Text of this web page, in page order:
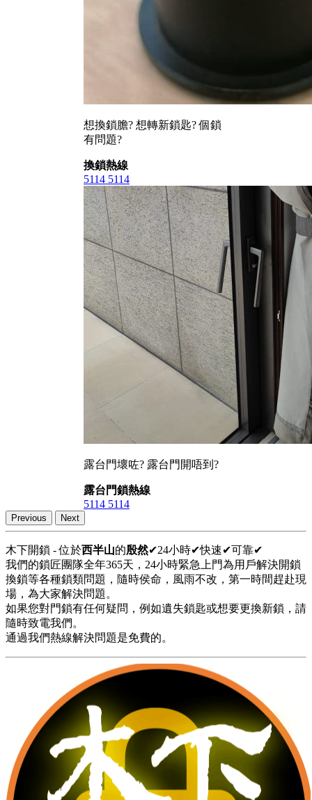
想換鎖膽? 想轉新鎖匙? 個鎖
有問題?
換鎖熱線
5114 5114
露台門壞咗? 露台門開唔到?
露台門鎖熱線
5114 5114
Previous Next
木下開鎖 - 位於西半山的殷然✔24小時✔快速✔可靠✔
我們的鎖匠團隊全年365天，24小時緊急上門為用戶解決開鎖
換鎖等各種鎖類問題，隨時侯命，風雨不改，第一時間趕赴現
場，為大家解決問題。
如果您對門鎖有任何疑問，例如遺失鎖匙或想要更換新鎖，請
隨時致電我們。
通過我們熱線解決問題是免費的。